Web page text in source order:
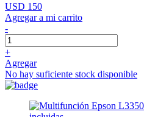
USD 150
Agregar a mi carrito
-
+
Agregar
No hay suficiente stock disponible